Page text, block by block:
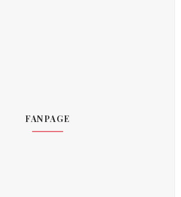
FANPAGE